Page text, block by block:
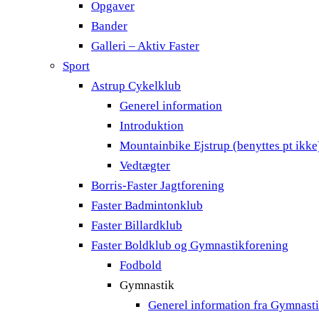
Opgaver
Bander
Galleri – Aktiv Faster
Sport
Astrup Cykelklub
Generel information
Introduktion
Mountainbike Ejstrup (benyttes pt
Vedtægter
Borris-Faster Jagtforening
Faster Badmintonklub
Faster Billardklub
Faster Boldklub og Gymnastikforening
Fodbold
Gymnastik
Generel information fra